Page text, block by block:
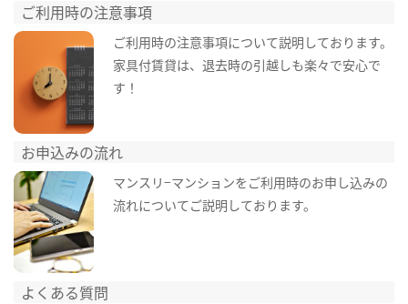
ご利用時の注意事項
ご利用時の注意事項について説明しております。
家具付賃貸は、退去時の引越しも楽々で安心で
す！
お申込みの流れ
マンスリ−マンションをご利用時のお申し込みの
流れについてご説明しております。
よくある質問